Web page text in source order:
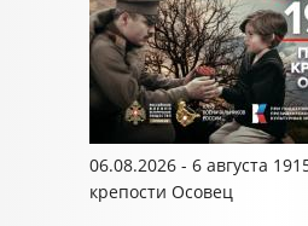
06.08.2026 - 6 августа
крепости Осовец